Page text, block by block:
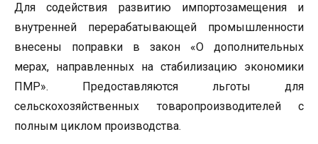
Для содействия развитию импортозамещения и
внутренней перерабатывающей промышленности
внесены поправки в закон «О дополнительных
мерах, направленных на стабилизацию экономики
ПМР». Предоставляются льготы для
сельскохозяйственных товаропроизводителей с
полным циклом производства.